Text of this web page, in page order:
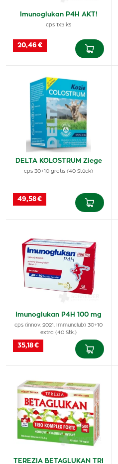
Imunoglukan P4H AKT!
cps 1x5 ks
20,46 €
DELTA KOLOSTRUM Ziege
cps 30+10 gratis (40 Stück)
49,58 €
Imunoglukan P4H 100 mg
cps (innov. 2021, Immunclub) 30+10
extra (40 Stk.)
35,18 €
TEREZIA BETAGLUKAN TRI